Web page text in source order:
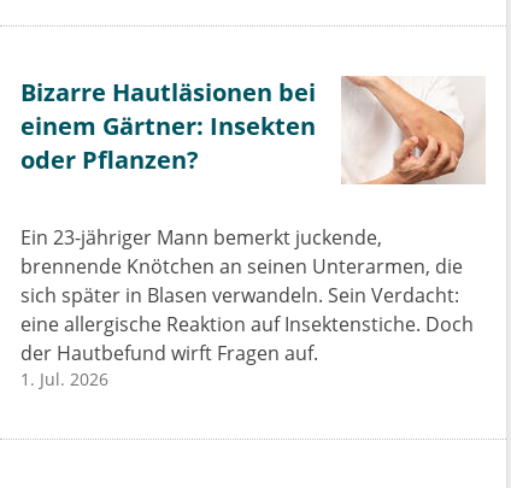
Bizarre Hautläsionen bei
einem Gärtner: Insekten
oder Pflanzen?
Ein 23-jähriger Mann bemerkt juckende,
brennende Knötchen an seinen Unterarmen, die
sich später in Blasen verwandeln. Sein Verdacht:
eine allergische Reaktion auf Insektenstiche. Doch
der Hautbefund wirft Fragen auf.
1. Jul. 2026